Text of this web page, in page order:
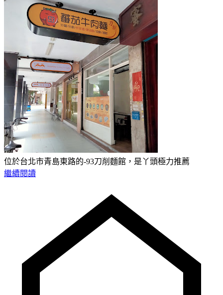
位於台北市青島東路的-93刀削麵館，是丫頭極力推薦
繼續閱讀